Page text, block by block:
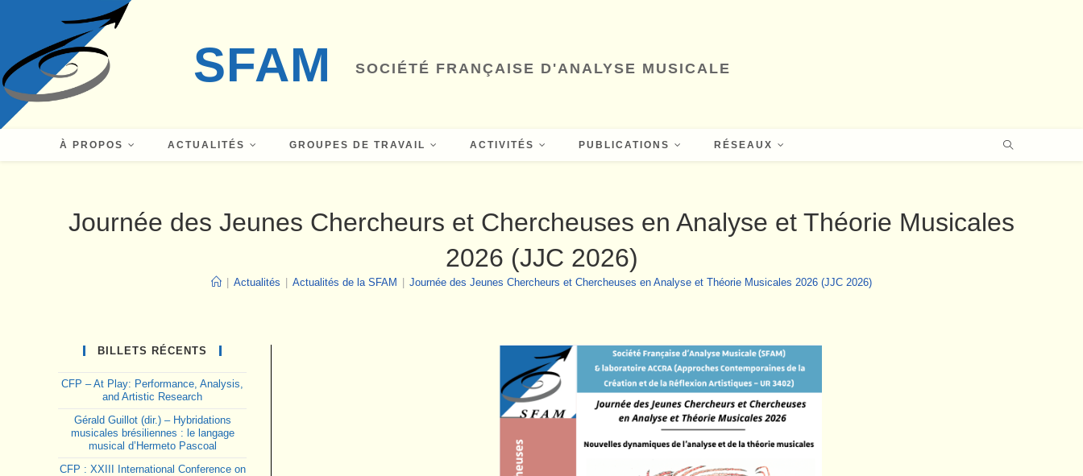
content
SFAM SOCIÉTÉ FRANÇAISE D'ANALYSE MUSICALE
À PROPOS ACTUALITÉS GROUPES DE TRAVAIL ACTIVITÉS PUBLICATIONS RÉSEAUX
Journée des Jeunes Chercheurs et Chercheuses en Analyse et Théorie Musicales
2026 (JJC 2026)
Actualités Actualités de la SFAM Journée des Jeunes Chercheurs et Chercheuses en Analyse et Théorie Musicales 2026 (JJC 2026)
BILLETS RÉCENTS
CFP – At Play: Performance, Analysis,
and Artistic Research
Gérald Guillot (dir.) – Hybridations
musicales brésiliennes : le langage
musical d’Hermeto Pascoal
CFP : XXIII International Conference on